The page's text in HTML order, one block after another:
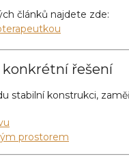
článků najdete zde:
řešení
stabilní konstrukci,
prostorem